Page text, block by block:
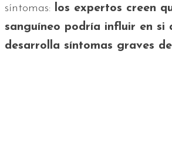
síntomas:
los expertos creen
sanguíneo podría influir en si
desarrolla síntomas graves de